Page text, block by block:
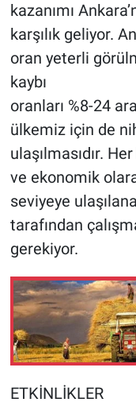
kazanımı
karşılık geliyor.
oran yeterli
kaybı
oranları %8-24
ülkemiz için de
ulaşılmasıdır.
ve ekonomik
seviyeye
tarafından
gerekiyor.
ETKİNLİKLER